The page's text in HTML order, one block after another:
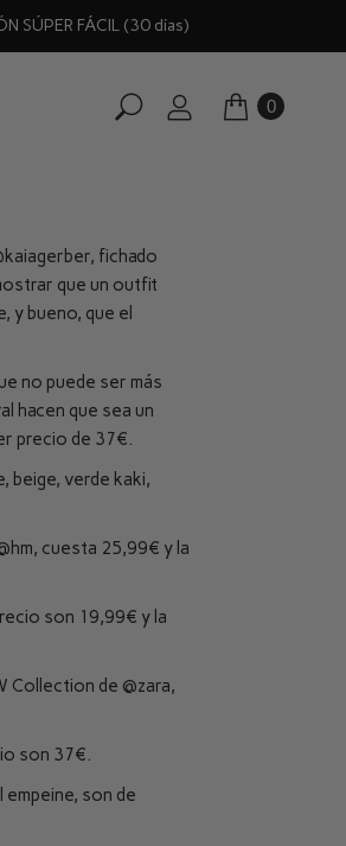
SÚPER FÁCIL (30 días)
0
, fichado
que un outfit
y bueno, que el
no puede ser más
hacen que sea un
precio de 37€.
beige, verde kaki,
, cuesta 25,99€ y la
son 19,99€ y la
Collection de @zara,
son 37€.
son de